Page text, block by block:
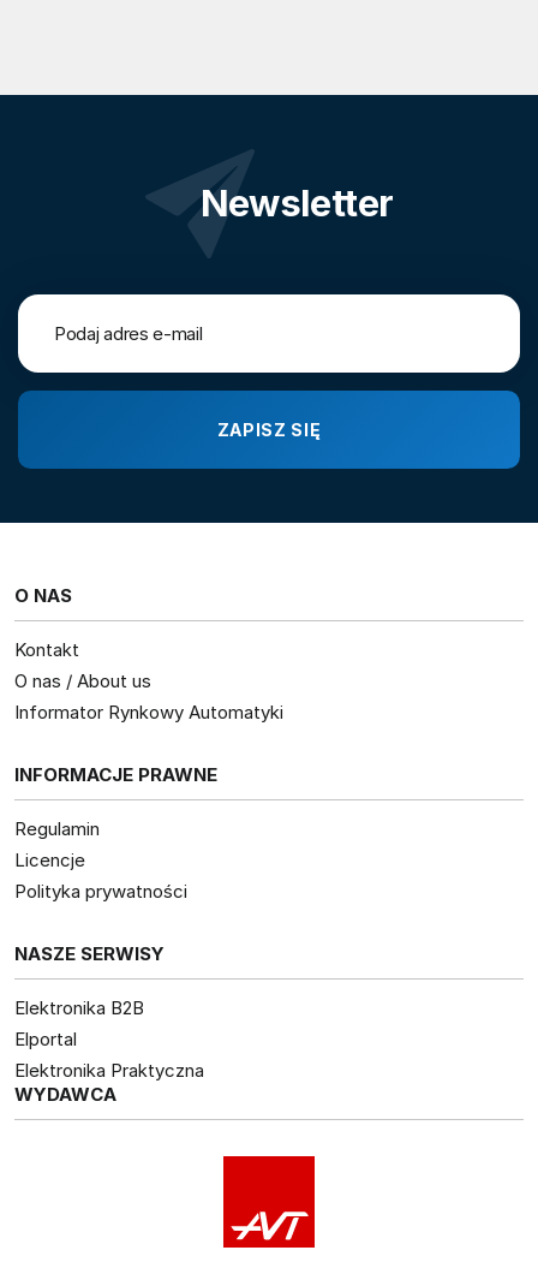
Newsletter
O NAS
Kontakt
O nas / About us
Informator Rynkowy Automatyki
INFORMACJE PRAWNE
Regulamin
Licencje
Polityka prywatności
NASZE SERWISY
Elektronika B2B
Elportal
Elektronika Praktyczna
WYDAWCA